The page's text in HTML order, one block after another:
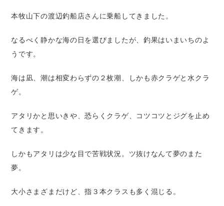
本牧山下の渡辺釣船店さんに乗船してきました。
なるべく静かな海の日を選びましたが、釣果はいまいちのよ
うです。
海は凪、潮は相変わらずの２枚潮、しかも赤クラゲと水クラ
ゲ。
アタリかと思いきや、恐らくクラゲ、コツコツとジグを止め
てきます。
しかもアタリは少な目で苦戦状況。ツ抜けなんて夢のまた
夢。
大小さまざまだけど、指３本クラスも多く混じる。